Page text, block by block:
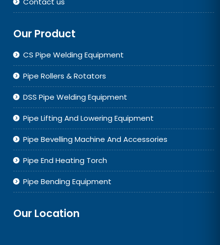
Our Product
CS Pipe Welding Equipment
Pipe Rollers & Rotators
DSS Pipe Welding Equipment
Pipe Lifting And Lowering Equipment
Pipe Bevelling Machine And Accessories
Pipe End Heating Torch
Pipe Bending Equipment
Our Location